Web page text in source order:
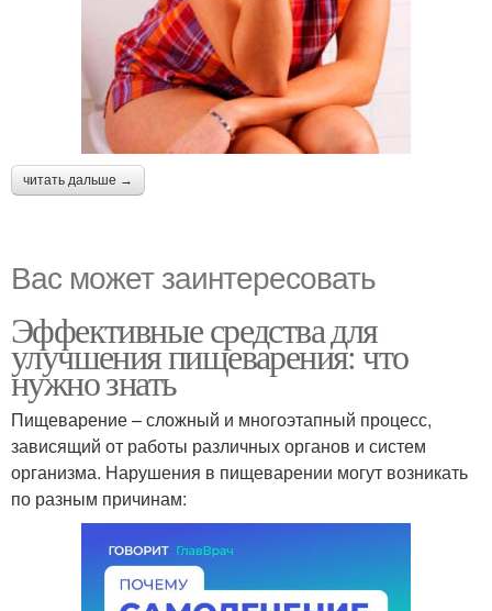
читать дальше →
Вас может заинтересовать
Эффективные средства для
улучшения пищеварения: что
нужно знать
Пищеварение – сложный и многоэтапный процесс,
зависящий от работы различных органов и систем
организма. Нарушения в пищеварении могут возникать
по разным причинам: